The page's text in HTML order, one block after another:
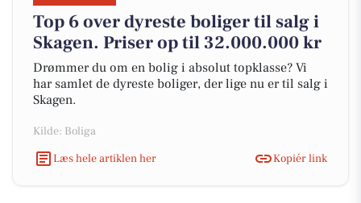
Top 6 over dyreste boliger til salg i
Skagen. Priser op til 32.000.000 kr
Drømmer du om en bolig i absolut topklasse? Vi
har samlet de dyreste boliger, der lige nu er til salg i
Skagen.
Kilde: Boliga
Læs hele artiklen her
Kopiér link